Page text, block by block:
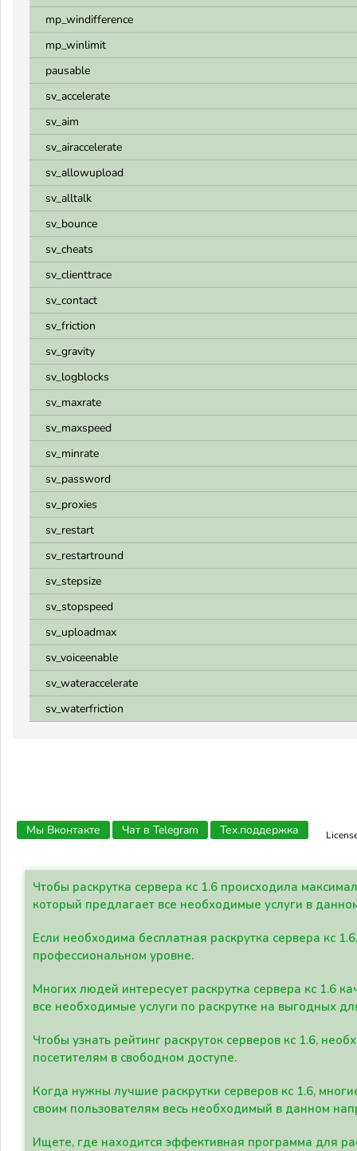
mp_windifference
mp_winlimit
pausable
sv_accelerate
sv_aim
sv_airaccelerate
sv_allowupload
sv_alltalk
sv_bounce
sv_cheats
sv_clienttrace
sv_contact
sv_friction
sv_gravity
sv_logblocks
sv_maxrate
sv_maxspeed
sv_minrate
sv_password
sv_proxies
sv_restart
sv_restartround
sv_stepsize
sv_stopspeed
sv_uploadmax
sv_voiceenable
sv_wateraccelerate
sv_waterfriction
Мы Вконтакте Чат в Telegram Тех.поддержка
Чтобы раскрутка сервера кс 1.6 происходила
который предлагает все необходимые услуги в
Если необходима бесплатная раскрутка сервера кс
профессиональном уровне.
Многих людей интересует раскрутка сервера кс 1.6
все необходимые услуги по раскрутке на выгодных
Чтобы узнать рейтинг раскруток серверов кс 1.6,
посетителям в свободном доступе.
Когда нужны лучшие раскрутки серверов кс 1.6,
своим пользователям весь необходимый в данном
Ищете, где находится эффективная программа для